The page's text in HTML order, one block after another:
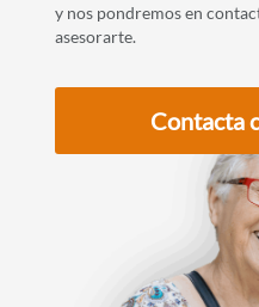
y nos pondremos en
asesorarte.
Contacta